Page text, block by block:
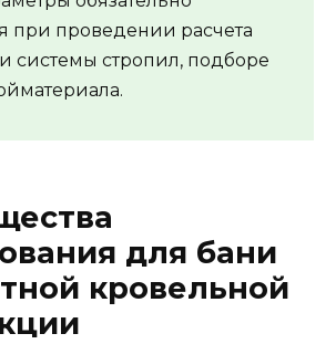
при проведении расчета
системы стропил, подборе
для бани
кровельной